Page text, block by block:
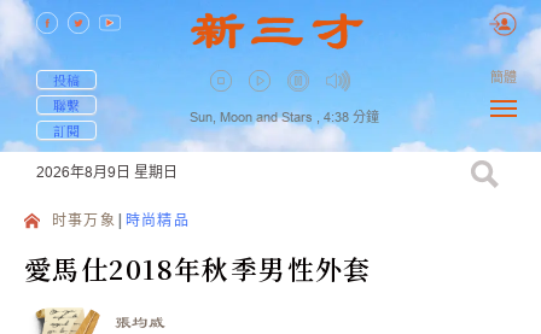
投稿
聯繫
訂閱
Sun, Moon and Stars , 4:38 分鐘
簡體
2026年8月9日 星期日
时事万象 時尚精品
愛馬仕2018年秋季男性外套
張均威